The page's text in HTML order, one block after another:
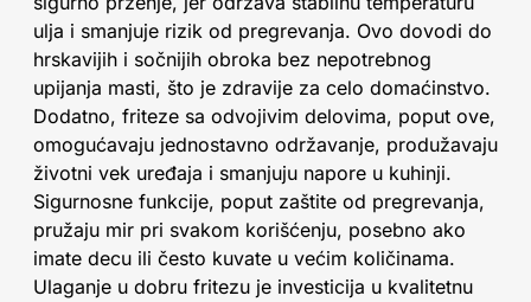
ulja i smanjuje rizik od pregrevanja. Ovo dovodi do
hrskavijih i sočnijih obroka bez nepotrebnog
upijanja masti, što je zdravije za celo domaćinstvo.
Dodatno, friteze sa odvojivim delovima, poput ove,
omogućavaju jednostavno održavanje, produžavaju
životni vek uređaja i smanjuju napore u kuhinji.
Sigurnosne funkcije, poput zaštite od pregrevanja,
pružaju mir pri svakom korišćenju, posebno ako
imate decu ili često kuvate u većim količinama.
Ulaganje u dobru fritezu je investicija u kvalitetnu